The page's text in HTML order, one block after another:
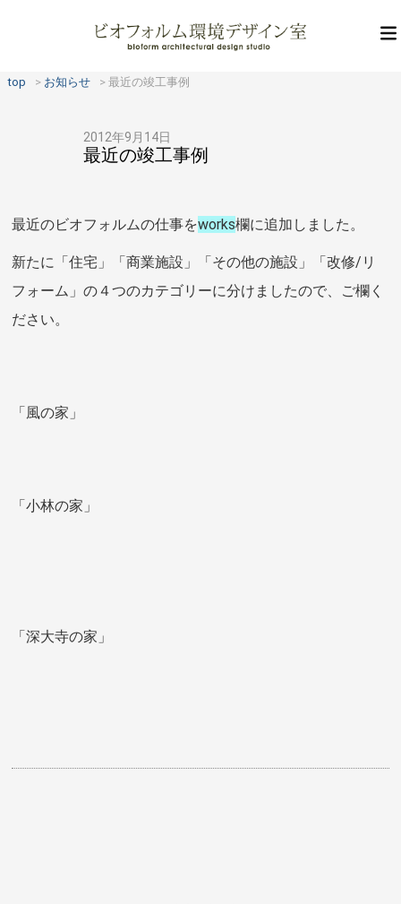
top お知らせ 最近の竣工事例
2012年9月14日
最近の竣工事例
最近のビオフォルムの仕事をworks欄に追加しました。
新たに「住宅」「商業施設」「その他の施設」「改修/リ
フォーム」の４つのカテゴリーに分けましたので、ご欄く
ださい。
「風の家」
「小林の家」
「深大寺の家」